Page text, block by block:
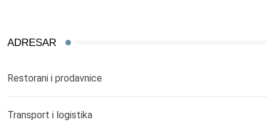
ADRESAR
Restorani i prodavnice
Transport i logistika